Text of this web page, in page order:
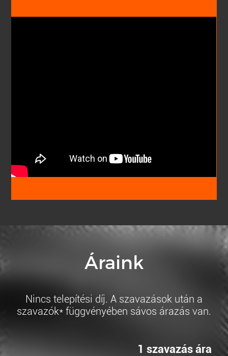
Áraink
Nincs telepítési díj. A szavazások után a
szavazók* függvényében sávos árazás van.
1 szavazás ára